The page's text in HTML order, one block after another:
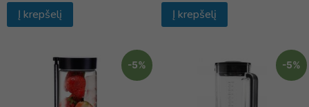
Į krepšelį Į krepšelį
-5% -5%